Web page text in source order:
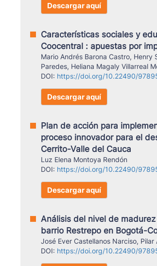
Descargar aquí
Características sociales y
Coocentral : apuestas por
Mario Andrés Barona Castro, Henry
Paredes, Heliana Magaly Villarreal
DOI: https://doi.org/10.22490/
Descargar aquí
Plan de acción para
proceso innovador para el
Cerrito-Valle del Cauca
Luz Elena Montoya Rendón
DOI: https://doi.org/10.22490/
Descargar aquí
Análisis del nivel de
barrio Restrepo en Bogotá-
José Ever Castellanos Narciso, Pilar
DOI: https://doi.org/10.22490/